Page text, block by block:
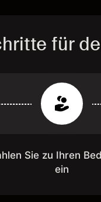
für
Sie zu Ihren
ein